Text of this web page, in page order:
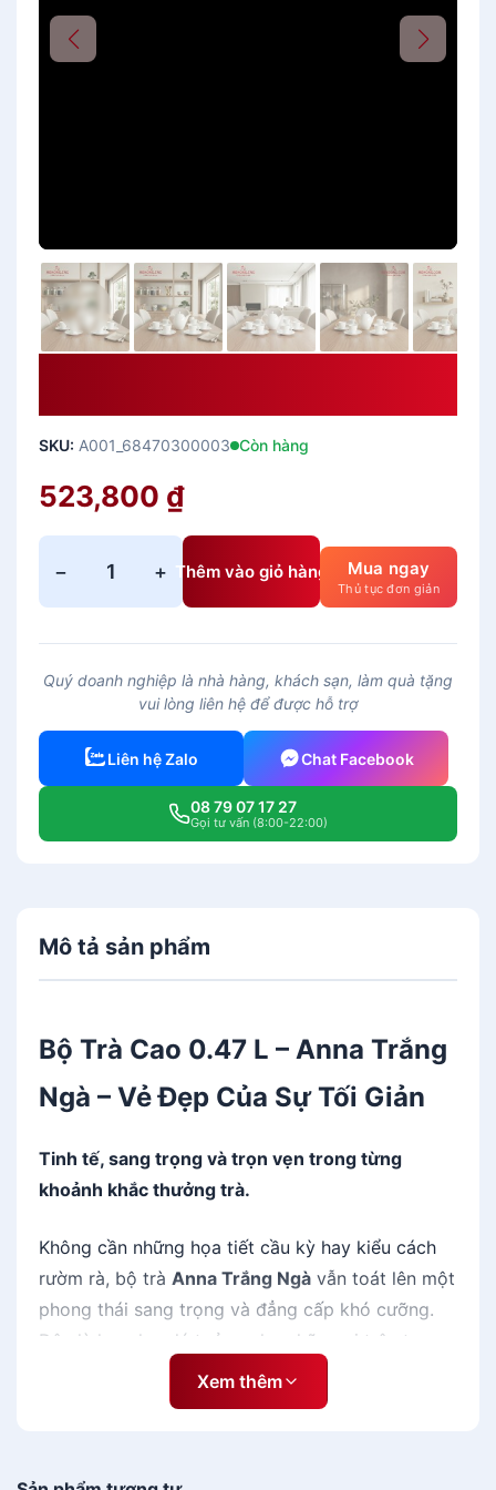
SKU: A001_68470300003 Còn hàng
523,800 ₫
−
ộ
à
a
0
A
n
a
T
r
g
N
à
s
ố
l
+ Thêm vào giỏ hàng Mua ngay
Thủ tục đơn giản
Quý doanh nghiệp là nhà hàng, khách sạn, làm quà tặng
vui lòng liên hệ để được hỗ trợ
Liên hệ Zalo Chat Facebook
08 79 07 17 27
Gọi tư vấn (8:00-22:00)
Mô tả sản phẩm
Bộ Trà Cao 0.47 L – Anna Trắng
Ngà – Vẻ Đẹp Của Sự Tối Giản
Tinh tế, sang trọng và trọn vẹn trong từng
khoảnh khắc thưởng trà.
Không cần những họa tiết cầu kỳ hay kiểu cách
rườm rà, bộ trà Anna Trắng Ngà vẫn toát lên một
phong thái sang trọng và đẳng cấp khó cưỡng.
Đây là lựa chọn lý tưởng cho những ai trân trọng
nét đẹp tối giản trong
đồ dùng gia đình
chế tác bởi thương hiệu
gốm sứ Minh Long
Xem thêm